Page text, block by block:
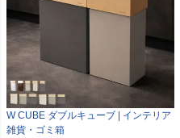
W CUBE ダブルキューブ | インテリア
雑貨・ゴミ箱